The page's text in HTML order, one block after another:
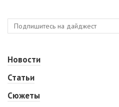
Новости
Статьи
Сюжеты